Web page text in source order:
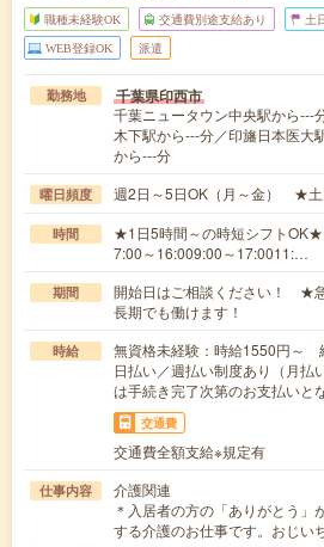
職種未経験OK 交通費別途支給あり 土
WEB登録OK 派遣
勤務地 千葉県印西市
千葉ニュータウン中央駅から---
木下駅から---分／印旛日本医大
から---分
曜日頻度 週2日～5日OK（月～金） ★土
時間
★1日5時間～の時短シフトOK★
7:00～16:009:00～17:0011:…
期間
開始日はご相談ください！ ★
長期でも働けます！
時給
無資格未経験：時給1550円
日払い／週払い制度あり（月払
は手続き完了次第のお支払いと
交通費
交通費全額支給※規定有
仕事内容
介護関連
＊入居者の方の「ありがとう」
する介護のお仕事です。おじい